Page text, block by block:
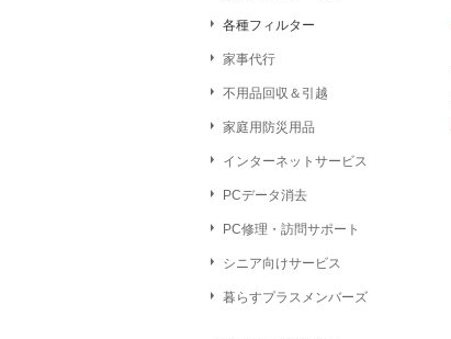
各種フィルター
家事代行
不用品回収＆引越
家庭用防災用品
インターネットサービス
PCデータ消去
PC修理・訪問サポート
シニア向けサービス
暮らすプラスメンバーズ